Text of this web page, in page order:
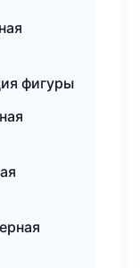
фигуры